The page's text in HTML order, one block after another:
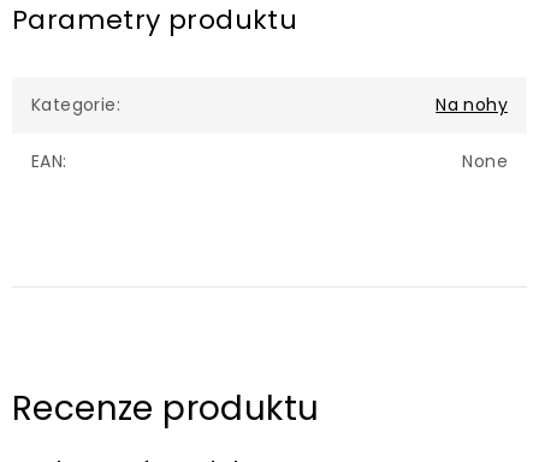
Parametry produktu
Kategorie: Na nohy
EAN: None